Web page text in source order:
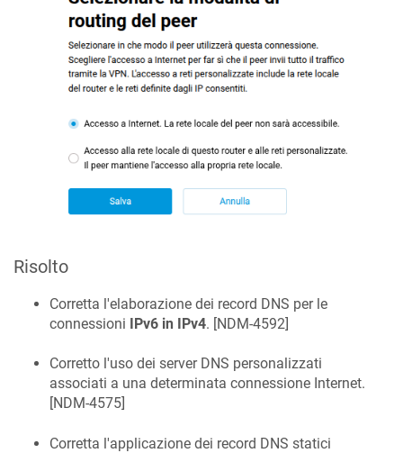
Risolto
Corretta l'elaborazione dei record DNS per le
connessioni IPv6 in IPv4. [NDM-4592]
Corretto l'uso dei server DNS personalizzati
associati a una determinata connessione Internet.
[NDM-4575]
Corretta l'applicazione dei record DNS statici